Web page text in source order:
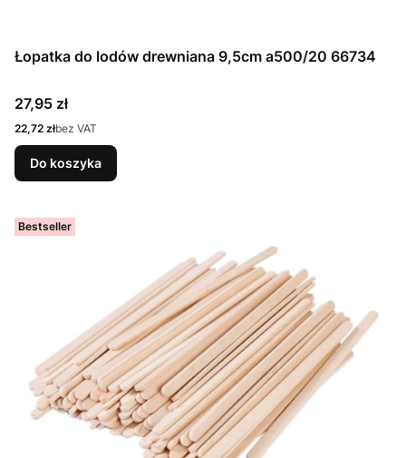
Łopatka do lodów drewniana 9,5cm a500/20 66734
Cena
27,95 zł
Cena
22,72 złbez VAT
Do koszyka
Bestseller